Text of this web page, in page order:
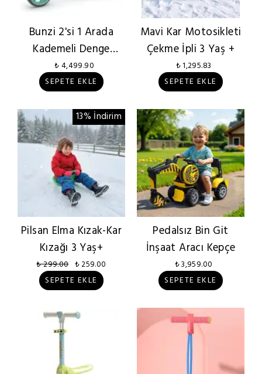
Bunzi 2'si 1 Arada
Kademeli Denge
Bisikleti Tekerlek
₺ 4,499.90
SEPETE EKLE
Mavi Kar Motosikleti
Çekme İpli 3 Yaş +
₺ 1,295.83
SEPETE EKLE
13% İndirim
Pilsan Elma Kızak-Kar
Kızağı 3 Yaş+
₺ 299.00 ₺ 259.00
SEPETE EKLE
Pedalsız Bin Git
İnşaat Aracı Kepçe
₺ 3,959.00
SEPETE EKLE